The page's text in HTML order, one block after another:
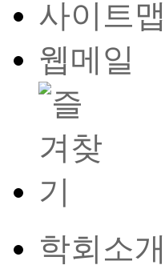
사이트맵
웹메일
학회소개